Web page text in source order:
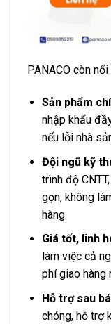
PANACO còn
Sản phẩm
nhập khẩu
nếu lỗi nhà
Đội ngũ kỹ
trình độ
gọn, không
hàng.
Giá tốt, linh
làm việc cả
phí giao hàng
Hỗ trợ sau
chóng, hỗ trợ